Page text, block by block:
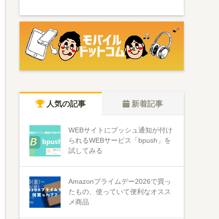
人気の記事 新着記事
WEBサイトにプッシュ通知が付け
られるWEBサービス「bpush」を
試してみる
Amazonプライムデー2026で買っ
たもの、使っていて便利なオスス
メ商品